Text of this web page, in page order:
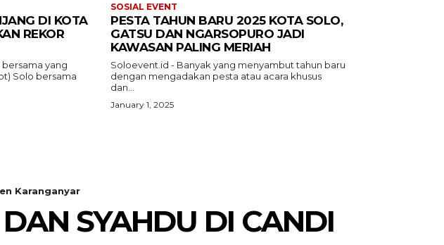
DI KOTA
REKOR
yang
Solo bersama
SOSIAL EVENT
PESTA TAHUN BARU 2025 KOTA SOLO,
GATSU DAN NGARSOPURO JADI
KAWASAN PALING MERIAH
Soloevent.id - Banyak yang menyambut tahun baru
dengan mengadakan pesta atau acara khusus
dan...
January 1, 2025